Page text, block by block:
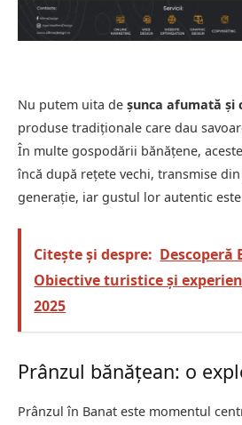
Nu putem uita de șunca afumată și
produse tradiționale care dau
În multe gospodării bănățene,
încă după rețete vechi, transmise
generație, iar gustul lor autentic
Citește și despre: Descoperă
Obiective turistice și
2025
Prânzul bănățean: o
Prânzul în Banat este momentul